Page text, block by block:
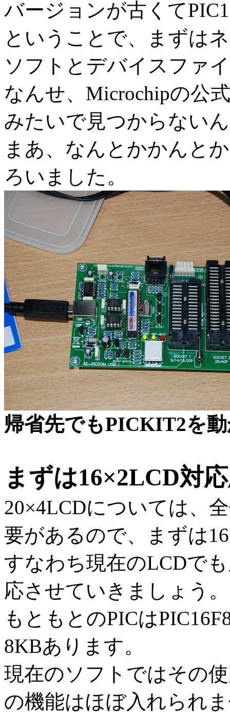
バージョンが古くて
ということで、まずは
ソフトとデバイスファ
なんせ、Microchipの公
みたいで見つからない
まあ、なんとかかんと
ろいました。
帰省先でもPICKIT2を
まずは16×2LCD対
20×4LCDについては、
要があるので、まずは
すなわち現在のLCDで
応させていきましょう。
もともとのPICは
8KBあります。
現在のソフトではその
の機能はほぼ入れられ